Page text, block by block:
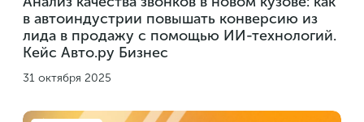
в автоиндустрии повышать конверсию из
лида в продажу с помощью ИИ-технологий.
Кейс Авто.ру Бизнес
31 октября 2025